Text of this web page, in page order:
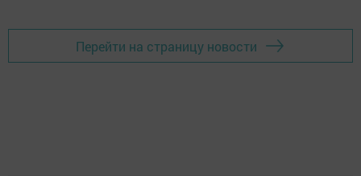
Перейти на страницу новости